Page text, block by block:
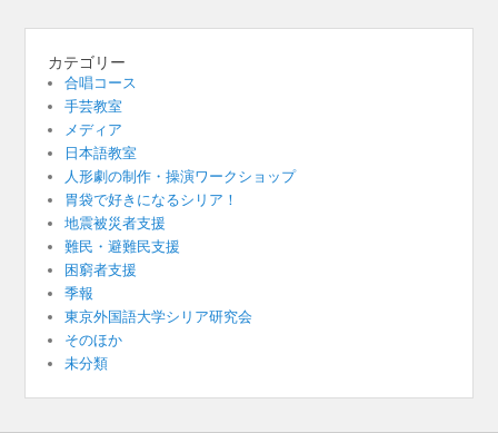
カテゴリー
合唱コース
手芸教室
メディア
日本語教室
人形劇の制作・操演ワークショップ
胃袋で好きになるシリア！
地震被災者支援
難民・避難民支援
困窮者支援
季報
東京外国語大学シリア研究会
そのほか
未分類